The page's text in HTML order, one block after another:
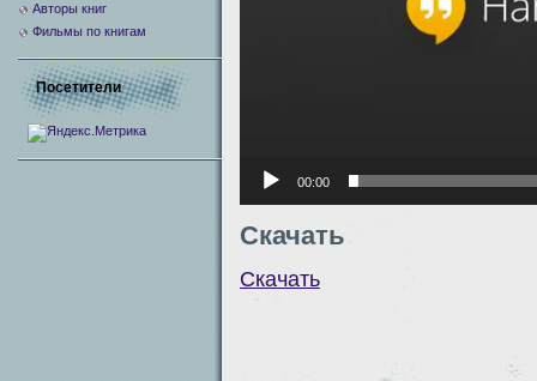
00:00
Скачать
Скачать
Авторы книг
Фильмы по книгам
Посетители